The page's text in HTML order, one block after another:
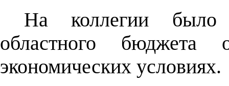
На коллегии было
областного бюджета
экономических условиях.